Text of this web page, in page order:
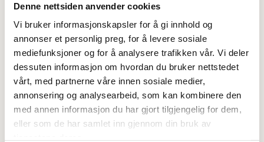
Denne nettsiden anvender cookies
Vi bruker informasjonskapsler for å gi innhold og
annonser et personlig preg, for å levere sosiale
mediefunksjoner og for å analysere trafikken vår. Vi deler
dessuten informasjon om hvordan du bruker nettstedet
vårt, med partnerne våre innen sosiale medier,
annonsering og analysearbeid, som kan kombinere den
med annen informasjon du har gjort tilgjengelig for dem,
eller som de har samlet inn gjennom din bruk av
OVAL FJØL I EIK - SMAL